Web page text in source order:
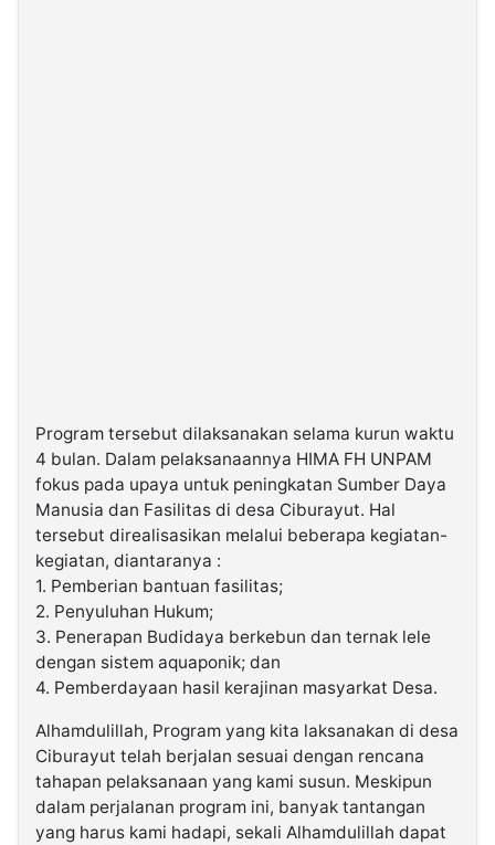
Program tersebut dilaksanakan selama kurun waktu
4 bulan. Dalam pelaksanaannya HIMA FH UNPAM
fokus pada upaya untuk peningkatan Sumber Daya
Manusia dan Fasilitas di desa Ciburayut. Hal
tersebut direalisasikan melalui beberapa kegiatan-
kegiatan, diantaranya :
1. Pemberian bantuan fasilitas;
2. Penyuluhan Hukum;
3. Penerapan Budidaya berkebun dan ternak lele
dengan sistem aquaponik; dan
4. Pemberdayaan hasil kerajinan masyarkat Desa.
Alhamdulillah, Program yang kita laksanakan di desa
Ciburayut telah berjalan sesuai dengan rencana
tahapan pelaksanaan yang kami susun. Meskipun
dalam perjalanan program ini, banyak tantangan
yang harus kami hadapi, sekali Alhamdulillah dapat